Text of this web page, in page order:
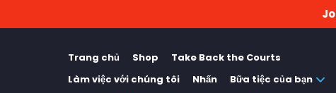
Trang chủ Shop
Take Back the Courts
Làm việc với chúng tôi
Nhấn
Bữa tiệc của bạn